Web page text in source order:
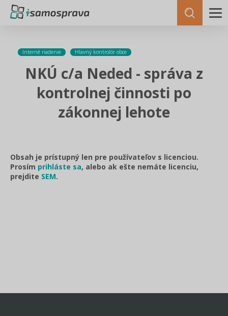
Interné riadenie Hlavný kontrolór obce
NKÚ c/a Neded - správa z
kontrolnej činnosti po
zákonnej lehote
Obsah je prístupný len pre používateľov s licenciou.
Prosím prihláste sa, alebo ak ešte nemáte licenciu,
prejdite SEM.